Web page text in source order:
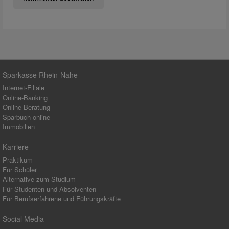
Sparkasse Rhein-Nahe
Internet-Filiale
Online-Banking
Online-Beratung
Sparbuch online
Immobilien
Karriere
Praktikum
Für Schüler
Alternative zum Studium
Für Studenten und Absolventen
Für Berufserfahrene und Führungskräfte
Social Media